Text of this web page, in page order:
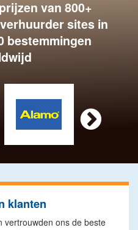
van 800+
sites in
bestemmingen

klanten
vertrouwden ons de beste